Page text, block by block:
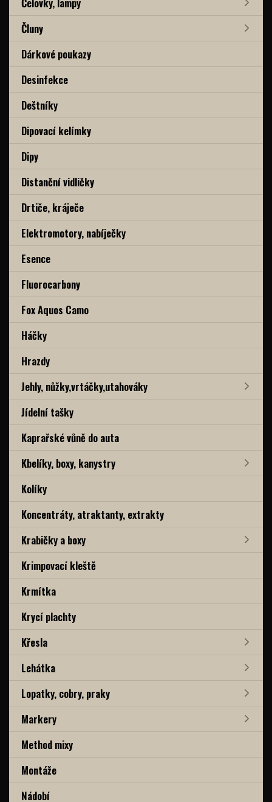
Čluny
Dárkové poukazy
Desinfekce
Deštníky
Dipovací kelímky
Dipy
Distanční vidličky
Drtiče, kráječe
Elektromotory, nabíječky
Esence
Fluorocarbony
Fox Aquos Camo
Háčky
Hrazdy
Jehly, nůžky,vrtáčky,utahováky
Jídelní tašky
Kaprařské vůně do auta
Kbelíky, boxy, kanystry
Kolíky
Koncentráty, atraktanty, extrakty
Krabičky a boxy
Krimpovací kleště
Krmítka
Krycí plachty
Křesla
Lehátka
Lopatky, cobry, praky
Markery
Method mixy
Montáže
Nádobí